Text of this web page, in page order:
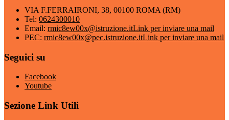
VIA F.FERRAIRONI, 38, 00100 ROMA (RM)
Tel: 0624300010
Email: rmic8ew00x@istruzione.itLink per inviare una mail
PEC: rmic8ew00x@pec.istruzione.itLink per inviare una mail
Seguici su
Facebook
Youtube
Sezione Link Utili